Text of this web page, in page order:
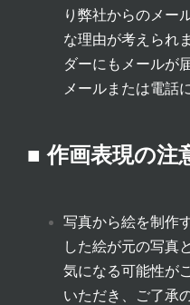
り弊社からのメー
な理由が考えられ
ダーにもメールが
メールまたは電話
■ 作画表現の注
写真から絵を制作
した絵が元の写真
気になる可能性が
いただき、ご了承